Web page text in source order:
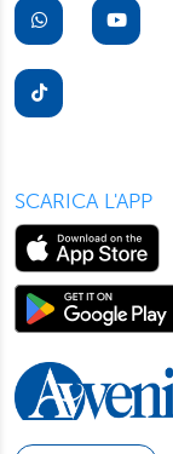
SCARICA L'APP